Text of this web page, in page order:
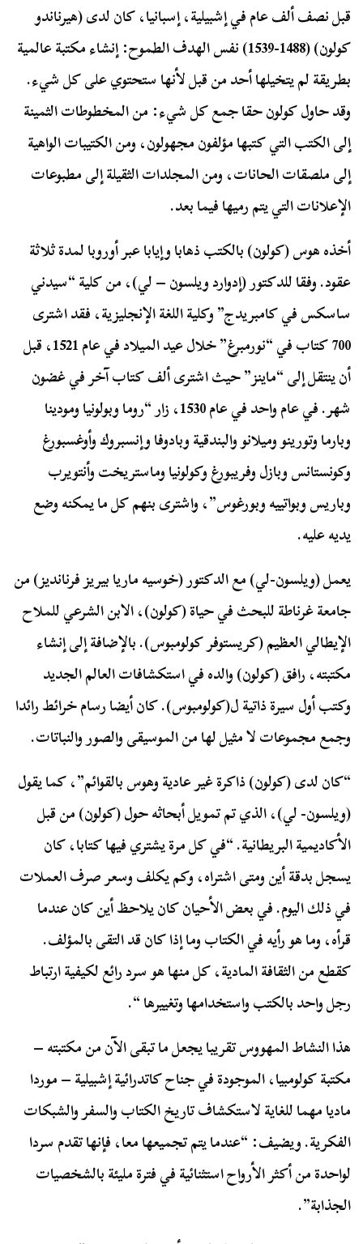
قبل نصف ألف عام في إشبيلية، إسبانيا، كان لدى (هيرناندو
كولون) (1488-1539) نفس الهدف الطموح: إنشاء مكتبة عالمية
بطريقة لم يتخيلها أحد من قبل لأنها ستحتوي على كل شيء.
وقد حاول كولون حقا جمع كل شيء: من المخطوطات الثمينة
إلى الكتب التي كتبها مؤلفون مجهولون، ومن الكتيبات الواهية
إلى ملصقات الحانات، ومن المجلدات الثقيلة إلى مطبوعات
الإعلانات التي يتم رميها فيما بعد.
أخذه هوس (كولون) بالكتب ذهابا وإيابا عبر أوروبا لمدة ثلاثة
عقود. وفقا للدكتور (إدوارد ويلسون – لي)، من كلية “سيدني
ساسكس في كامبريدج” وكلية اللغة الإنجليزية، فقد اشترى
700 كتاب في “نورمبرغ” خلال عيد الميلاد في عام 1521، قبل
أن ينتقل إلى “ماينز” حيث اشترى ألف كتاب آخر في غضون
شهر. في عام واحد في عام 1530، زار “روما وبولونيا ومودينا
وبارما وتورينو وميلانو والبندقية وبادوفا وإنسبروك وأوغسبورغ
وكونستانس وبازل وفريبورغ وكولونيا وماستريخت وأنتويرب
وباريس وبواتييه وبورغوس”، واشترى بنهم كل ما يمكنه وضع
يديه عليه.
يعمل (ويلسون-لي) مع الدكتور (خوسيه ماريا بيريز فرنانديز) من
جامعة غرناطة للبحث في حياة (كولون)، الابن الشرعي للملاح
الإيطالي العظيم (كريستوفر كولومبوس). بالإضافة إلى إنشاء
مكتبته، رافق (كولون) والده في استكشافات العالم الجديد
وكتب أول سيرة ذاتية ل(كولومبوس). كان أيضا رسام خرائط رائدا
وجمع مجموعات لا مثيل لها من الموسيقى والصور والنباتات.
“كان لدى (كولون) ذاكرة غير عادية وهوس بالقوائم”، كما يقول
(ويلسون- لي)، الذي تم تمويل أبحاثه حول (كولون) من قبل
الأكاديمية البريطانية. “في كل مرة يشتري فيها كتابا، كان
يسجل بدقة أين ومتى اشتراه، وكم يكلف وسعر صرف العملات
في ذلك اليوم. في بعض الأحيان كان يلاحظ أين كان عندما
قرأه، وما هو رأيه في الكتاب وما إذا كان قد التقى بالمؤلف.
كقطع من الثقافة المادية، كل منها هو سرد رائع لكيفية ارتباط
رجل واحد بالكتب واستخدامها وتغييرها “.
هذا النشاط المهووس تقريبا يجعل ما تبقى الآن من مكتبته –
مكتبة كولومبيا، الموجودة في جناح كاتدرائية إشبيلية – موردا
ماديا مهما للغاية لاستكشاف تاريخ الكتاب والسفر والشبكات
الفكرية. ويضيف: “عندما يتم تجميعها معا، فإنها تقدم سردا
لواحدة من أكثر الأرواح استثنائية في فترة مليئة بالشخصيات
الجذابة”.